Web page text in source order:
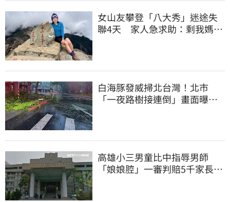
女山友攀登「八大秀」迷途失
聯4天 家人急求助：剩我媽還
白海豚發威掃北台灣！北市
「一夜路樹接連倒」畫面曝
高雄小三男童比中指辱男師
「娘娘腔」一審判賠5千家長不